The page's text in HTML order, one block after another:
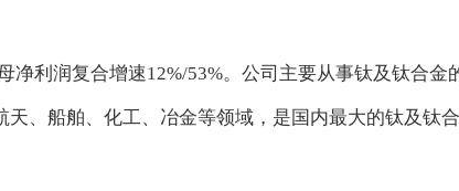
利润复合增速12%/53%。公司主要从事钛及钛合
、船舶、化工、冶金等领域，是国内最大的钛及钛